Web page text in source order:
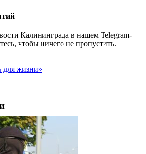
Калининграда в нашем Telegram-
чтобы ничего не пропустить.
жизни»